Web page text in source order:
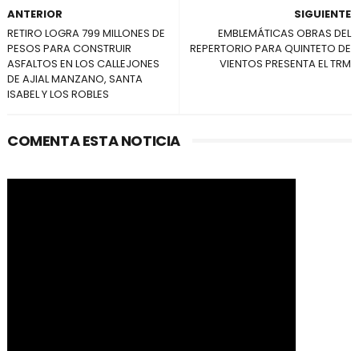
SIGUIENTE
EMBLEMÁTICAS OBRAS DEL
REPERTORIO PARA QUINTETO DE
VIENTOS PRESENTA EL TRM
ANTERIOR
RETIRO LOGRA 799 MILLONES DE
PESOS PARA CONSTRUIR
ASFALTOS EN LOS CALLEJONES
DE AJIAL MANZANO, SANTA
ISABEL Y LOS ROBLES
COMENTA ESTA NOTICIA